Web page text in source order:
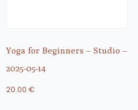
Yoga for Beginners – Studio –
2025-05-14
20.00 €